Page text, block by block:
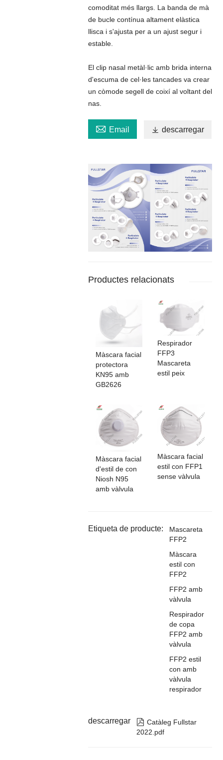
comoditat més llargs. La banda de mà
de bucle contínua altament elàstica
llisca i s'ajusta per a un ajust segur i
estable.
El clip nasal metàl·lic amb brida interna
d'escuma de cel·les tancades va crear
un còmode segell de coixí al voltant del
nas.
 Email  descarregar
Productes relacionats
Màscara facial
protectora
KN95 amb
GB2626
Respirador
FFP3
Mascareta
estil peix
Màscara facial
d'estil de con
Niosh N95
amb vàlvula
Màscara facial
estil con FFP1
sense vàlvula
Etiqueta de producte:
Mascareta
FFP2
Màscara
estil con
FFP2
FFP2 amb
vàlvula
Respirador
de copa
FFP2 amb
vàlvula
FFP2 estil
con amb
vàlvula
respirador
descarregar  Catàleg Fullstar
2022.pdf